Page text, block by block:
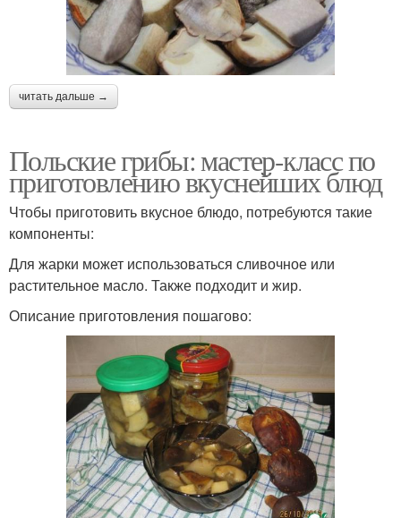
читать дальше →
Польские грибы: мастер-класс по
приготовлению вкуснейших блюд
Чтобы приготовить вкусное блюдо, потребуются такие
компоненты:
Для жарки может использоваться сливочное или
растительное масло. Также подходит и жир.
Описание приготовления пошагово: